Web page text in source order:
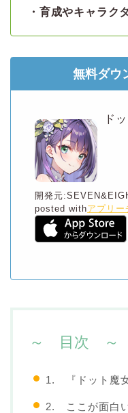
・育成やキャラク
無料ダウ
ド
開発元:
posted withアプリー
～ 目次 ～
1. 『ドット魔
2. ここが面白